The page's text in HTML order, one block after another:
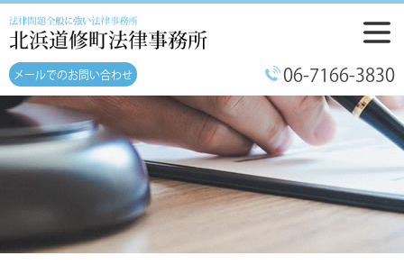
メールでのお問い合わせ
06-7166-3830